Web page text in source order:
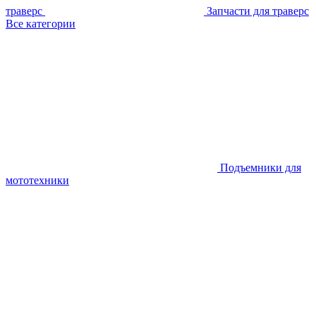
траверс
Запчасти для траверс
Все категории
Подъемники для
мототехники